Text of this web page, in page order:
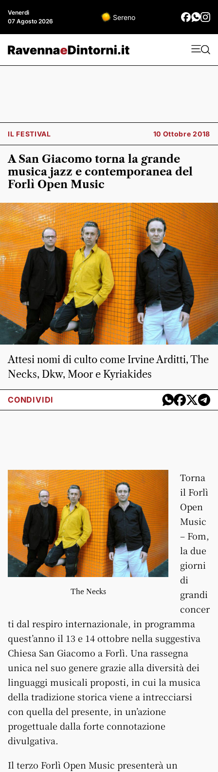
Venerdì
07 Agosto 2026
Sereno
IL FESTIVAL 10 Ottobre 2018
A San Giacomo torna la grande
musica jazz e contemporanea del
Forlì Open Music
Attesi nomi di culto come Irvine Arditti, The
Necks, Dkw, Moor e Kyriakides
CONDIVIDI
The Necks
Torna
il Forlì
Open
Music
– Fom,
la due
giorni
di
grandi
concer
ti dal respiro internazionale, in programma
quest’anno il 13 e 14 ottobre nella suggestiva
Chiesa San Giacomo a Forlì. Una rassegna
unica nel suo genere grazie alla diversità dei
linguaggi musicali proposti, in cui la musica
della tradizione storica viene a intrecciarsi
con quella del presente, in un’azione
progettuale dalla forte connotazione
divulgativa.
Il terzo Forlì Open Music presenterà un